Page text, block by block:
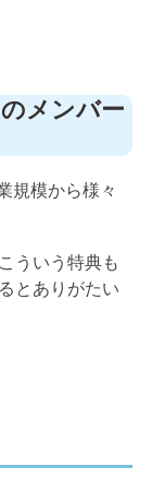
メンバー
規模から様々
ういう特典も
とありがたい